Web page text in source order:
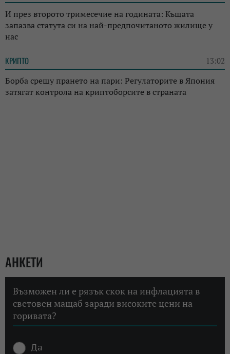
И през второто тримесечие на годината: Къщата
запазва статута си на най-предпочитаното жилище у
нас
КРИПТО 13:02
Борба срещу прането на пари: Регулаторите в Япония
затягат контрола на криптоборсите в страната
АНКЕТИ
Възможен ли е рязък скок на инфлацията в
световен мащаб заради високите цени на
горивата?
Да